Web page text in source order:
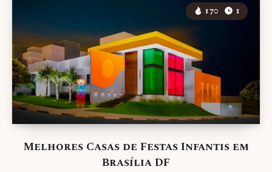
Melhores Casas de Festas Infantis em
Brasília DF
170 1